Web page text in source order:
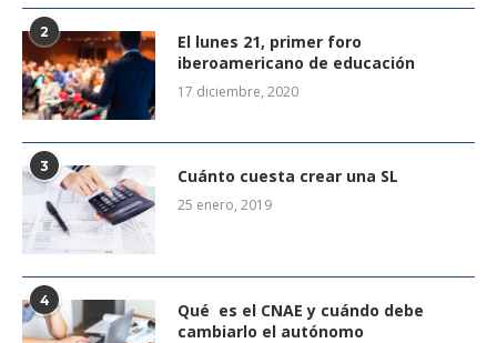
2
El lunes 21, primer foro
iberoamericano de educación
17 diciembre, 2020
3 Cuánto cuesta crear una SL
25 enero, 2019
4
Qué es el CNAE y cuándo debe
cambiarlo el autónomo